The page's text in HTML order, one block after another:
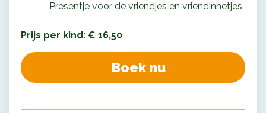
Presentje voor de vriendjes en vriendinnetjes
Prijs per kind: € 16,50
Boek nu